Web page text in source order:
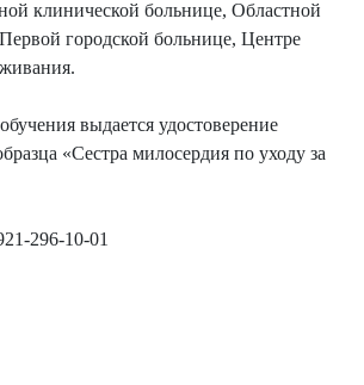
клинической больнице, Областной
городской больнице, Центре
выдается удостоверение
«Сестра милосердия по уходу за
296-10-01